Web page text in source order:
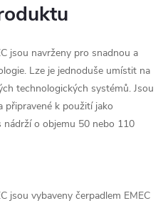
jsou navrženy pro snadnou a
Lze je jednoduše umístit na
technologických systémů. Jsou
připravené k použití jako
o objemu 50 nebo 110
jsou vybaveny čerpadlem EMEC